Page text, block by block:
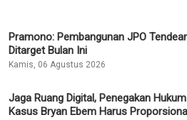
Pramono: Pembangunan JPO
Ditarget Bulan Ini
Kamis, 06 Agustus 2026
Jaga Ruang Digital, Penegakan Hukum
Kasus Bryan Ebem Harus Proporsional